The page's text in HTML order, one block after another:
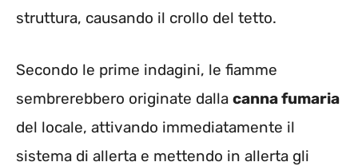
struttura, causando il crollo del tetto.
Secondo le prime indagini, le fiamme
sembrerebbero originate dalla canna fumaria
del locale, attivando immediatamente il
sistema di allerta e mettendo in allerta gli